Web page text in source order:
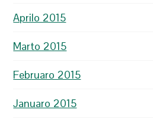
Aprilo 2015
Marto 2015
Februaro 2015
Januaro 2015